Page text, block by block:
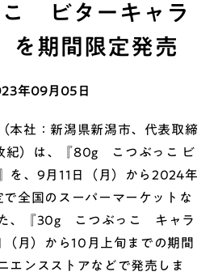
こ ビターキャラ
を期間限定発売
年09月05日
本社：新潟県新潟市、代表取締
紀）は、『80g こつぶっこ ビ
を、9月11日（月）から2024年
全国のスーパーマーケットな
た、『30g こつぶっこ キャラ
（月）から10月上旬までの期間
エンスストアなどで発売しま